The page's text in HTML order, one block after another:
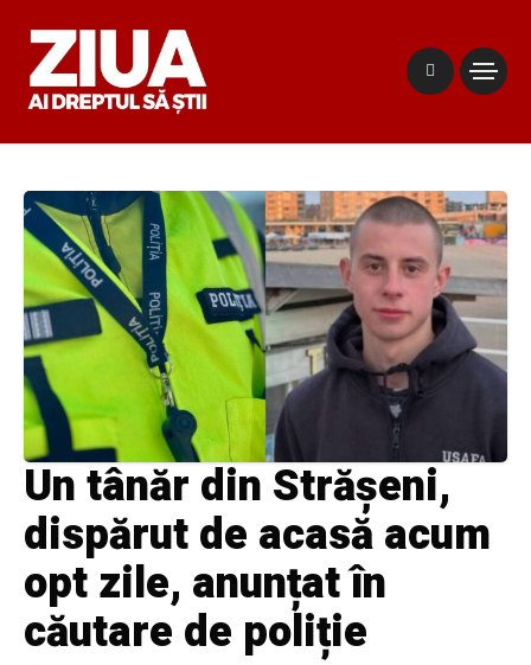
Un tânăr din Strășeni,
dispărut de acasă acum
opt zile, anunțat în
căutare de poliție